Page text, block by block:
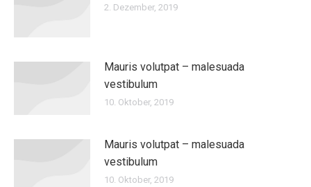
2. Dezember, 2019
Mauris volutpat – malesuada
vestibulum
10. Oktober, 2019
Mauris volutpat – malesuada
vestibulum
10. Oktober, 2019